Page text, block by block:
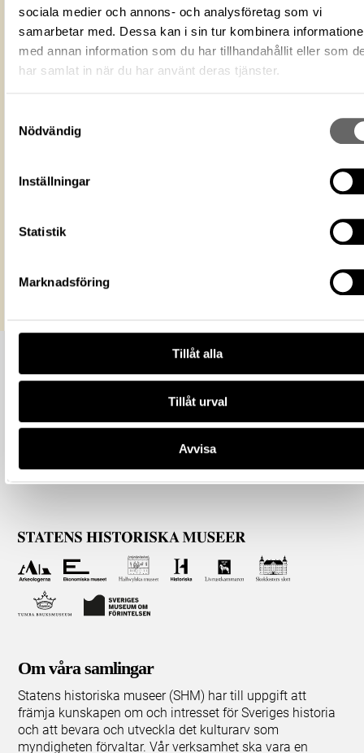
sociala medier och annons- och analysföretag som vi
samarbetar med. Dessa kan i sin tur kombinera
med annan information som du har tillhandahållit eller som
har samlat in när du har använt deras tjänster.
Nödvändig
Inställningar
Statistik
Marknadsföring
Tillåt alla
Tillåt urval
Avvisa
Fotograf
Kusmin, Sara
Fotodatum 2006-06-29
Licens för media
Du får bearbeta och dela verket
ändamål, även kommersiella, så
du anger upphovsperson och
Museum
URI
All textinformation (metadata) på denna sida är fri att använda
Om våra samlingar
Statens historiska museer (SHM) har till uppgift att
främja kunskapen om och intresset för Sveriges historia
och att bevara och utveckla det kulturarv som
myndigheten förvaltar. Vår verksamhet ska vara en